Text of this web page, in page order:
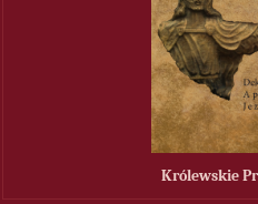
Królewskie